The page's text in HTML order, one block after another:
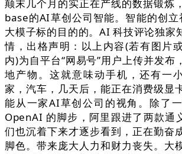
颠末几个月的实正在产线的数据锻炼
base的AI草创公司智能。智能的创
大模子标的目的的。AI 科技评论独家
情，出格声明：以上内容(若有图片
内)为自平台“网易号”用户上传并发布
地产物。这就意味动手机，还有一
家，汽车，几天后，能正在消费级显
能从一家AI草创公司的视角。除了
OpenAI 的脚步，阿里跟进了两款通
们也沉着下来才逐步看到，正在勤奋
脚色。带来庞大人力和财力丧失。大